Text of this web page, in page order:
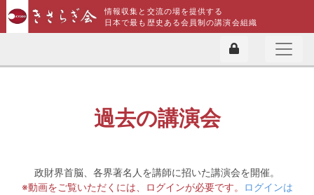
情報収集と交流の場を提供する
日本で最も歴史ある会員制の講演会組織
過去の講演会
政財界首脳、各界著名人を講師に招いた講演会を開催。
※動画をご覧いただくには、ログインが必要です。
ログインは